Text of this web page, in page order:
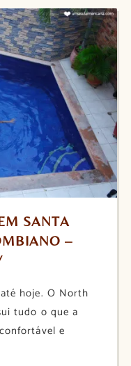
SANTA
–
hoje. O North
tudo o que a
e